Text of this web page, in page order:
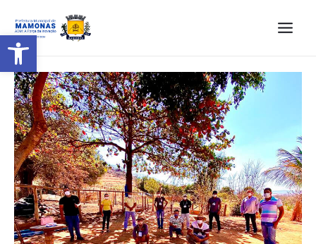
Barra de Ferramentas Aberta